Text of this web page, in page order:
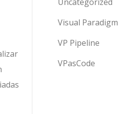
Visual Paradigm
VP Pipeline
VPasCode